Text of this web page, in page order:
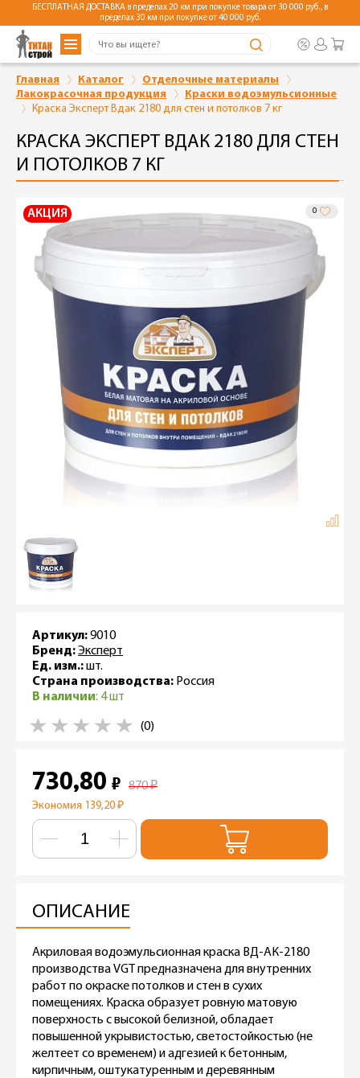
БЕСПЛАТНАЯ ДОСТАВКА в пределах 20 км при покупке товара от 30 000 руб., в
пределах 30 км при покупке от 40 000 руб.
Главная Каталог
Отделочные материалы
Лакокрасочная продукция
Краски водоэмульсионные
Краска Эксперт Вдак 2180 для стен и потолков 7 кг
КРАСКА ЭКСПЕРТ ВДАК 2180 ДЛЯ СТЕН
И ПОТОЛКОВ 7 КГ
0
АКЦИЯ
Артикул:9010
Бренд:Эксперт
Ед. изм.:шт.
Страна производства: Россия
В наличии: 4 шт
(0)
870₽
730,80 ₽
Экономия 139,20 ₽
ОПИСАНИЕ
Акриловая водоэмульсионная краска ВД-АК-2180
производства VGT предназначена для внутренних
работ по окраске потолков и стен в сухих
помещениях. Краска образует ровную матовую
поверхность с высокой белизной, обладает
повышенной укрывистостью, светостойкостью (не
желтеет со временем) и адгезией к бетонным,
кирпичным, оштукатуренным и деревянным